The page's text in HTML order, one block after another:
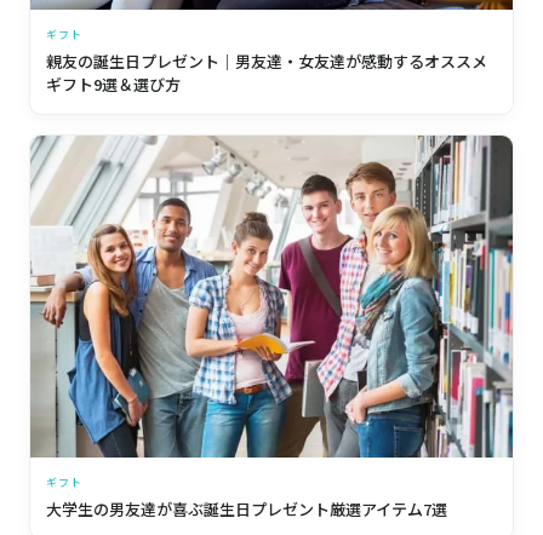
ギフト
親友の誕生日プレゼント｜男友達・女友達が感動するオススメ
ギフト9選＆選び方
ギフト
大学生の男友達が喜ぶ誕生日プレゼント厳選アイテム7選